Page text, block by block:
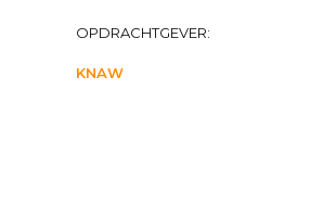
OPDRACHTGEVER:
KNAW